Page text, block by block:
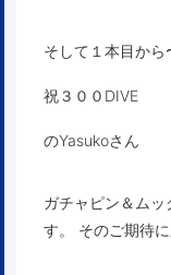
そして１本目から
祝３００DIVE
のYasukoさん
ガチャピン＆ムッ
す。 そのご期待